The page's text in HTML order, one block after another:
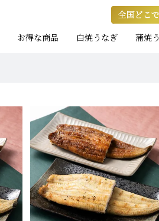
キャンペーン商品
お得な商品
お試し蒲焼セット
中（100g以上）
白焼うなぎ
大（120g以上）
小（90g以上）
焼きたて白焼セッ
特大（140g以上）
中（100g以上）
蒲焼
大（120g以上）
小（90g以上）
蒲焼カットセット
大（120g以上）
小（90g以上）
焼きたて白焼セッ
特大（140g以上）
中（100g以上）
eギフト